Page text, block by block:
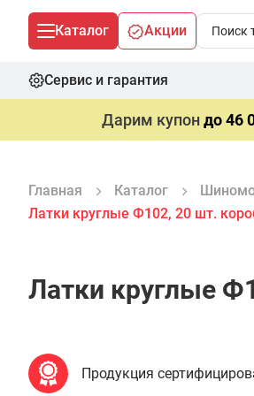
Каталог Акции
Сервис и гарантия
Дарим купондо 46
Главная Каталог
Латки круглые Ф102, 20 шт.
Латки круглые
Продукция